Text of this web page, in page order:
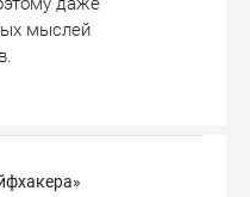
мыслей